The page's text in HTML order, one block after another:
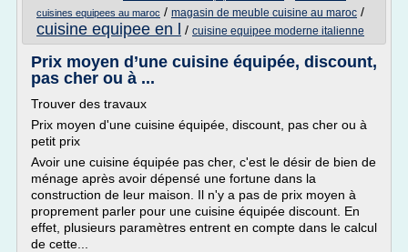
cuisines equipees au maroc / magasin de meuble cuisine au maroc /
cuisine equipee en l / cuisine equipee moderne italienne
Prix moyen d’une cuisine équipée, discount,
pas cher ou à ...
Trouver des travaux
Prix moyen d'une cuisine équipée, discount, pas cher ou à
petit prix
Avoir une cuisine équipée pas cher, c'est le désir de bien de
ménage après avoir dépensé une fortune dans la
construction de leur maison. Il n'y a pas de prix moyen à
proprement parler pour une cuisine équipée discount. En
effet, plusieurs paramètres entrent en compte dans le calcul
de cette...